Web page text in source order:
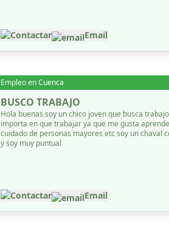
Contactar Email
Empleo enCuenca
BUSCO TRABAJO
Hola buenas soy un chico joven que busca trabajo urgentemente , en realidad no me
importa en que trabajar ya que me gusta
cuidado de personas mayores etc soy un chaval con afan de superacion y ganas de trabajar.
y soy muy puntual
Contactar Email